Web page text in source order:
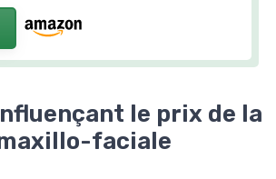
le prix de la
faciale